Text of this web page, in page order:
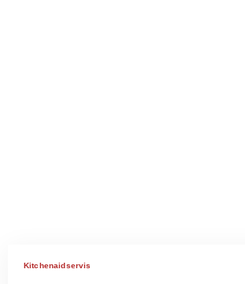
Kitchenaidservis